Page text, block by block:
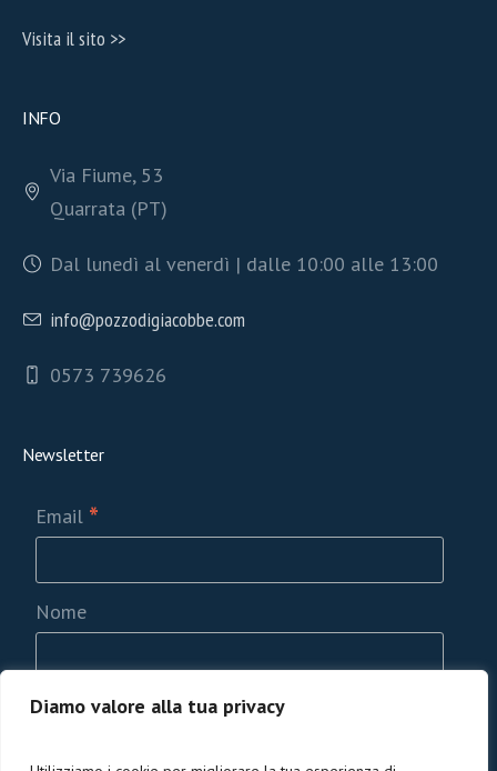
Diamo valore alla tua privacy
Visita il sito >>
INFO
Via Fiume, 53
Quarrata (PT)
Dal lunedì al venerdì | dalle 10:00 alle 13:00
info@pozzodigiacobbe.com
0573 739626
Newsletter
Email *
Nome
Privacy GDPR